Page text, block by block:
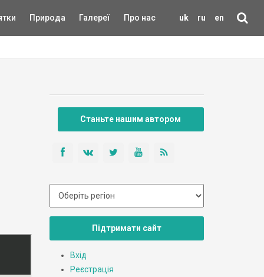
uk ru en
Природа Галереї Про нас
Станьте нашим автором
Підтримати сайт
Вхід
Реєстрація